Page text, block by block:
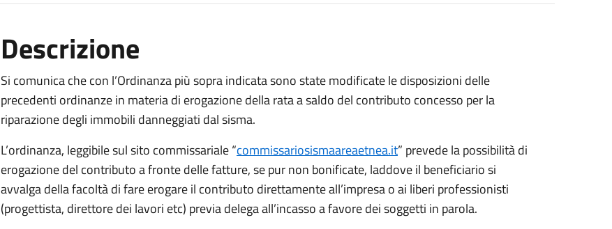
Descrizione
Si comunica che con l’Ordinanza più sopra indicata sono state modificate le disposizioni delle
precedenti ordinanze in materia di erogazione della rata a saldo del contributo concesso per la
riparazione degli immobili danneggiati dal sisma.
L’ordinanza, leggibile sul sito commissariale “commissariosismaareaetnea.it” prevede la possibilità di
erogazione del contributo a fronte delle fatture, se pur non bonificate, laddove il beneficiario si
avvalga della facoltà di fare erogare il contributo direttamente all’impresa o ai liberi professionisti
(progettista, direttore dei lavori etc) previa delega all’incasso a favore dei soggetti in parola.